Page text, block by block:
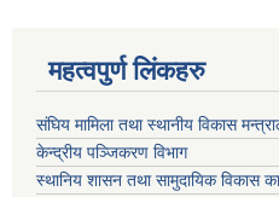
महत्वपुर्ण लिंकहरु
संघिय मामिला तथा स्थानीय विकास
केन्द्रीय पञ्जिकरण विभाग
स्थानिय शासन तथा सामुदायिक विकास